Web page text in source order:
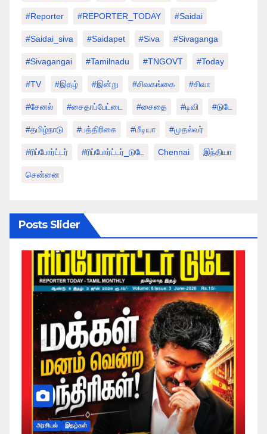
#Reporter #REPORTER_TODAY #saidai
#saidai_siva #saidapet #Siva #Sivaganga
#sivagangai #tamilnadu #TNGOVT #today
#TV #இதழ் #இன்று #சிவகங்கை #சிவா
#சேனல் #சைதாப்பேட்டை #சைதை #டிவி #டுடே
#தமிழ்நாடு #பத்திரிகை #மீடியா #முதல்வர்
#ரிப்போர்ட்டர் #ரிப்போர்ட்டர்_டுடே Chennai இந்தியா
சென்னை
Posts Slider
அரசியல்